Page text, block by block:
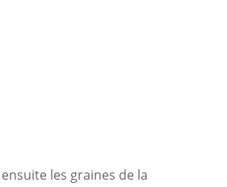
les graines de la